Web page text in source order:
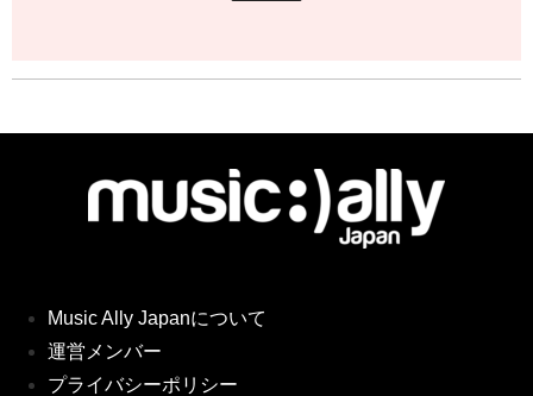
Music Ally Japanについて
運営メンバー
プライバシーポリシー